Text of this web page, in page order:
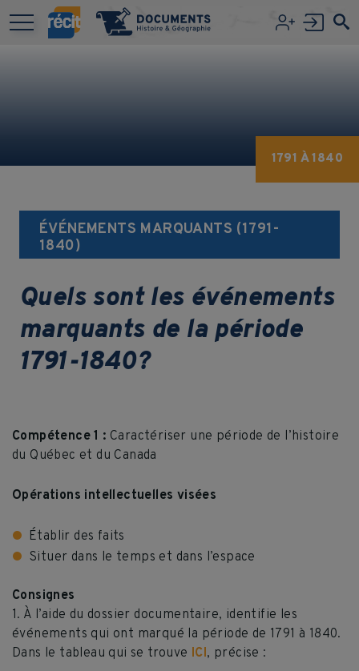
Aller au contenu principal
ÉVÉNEMENTS MARQUANTS (1791-
1840)
Quels sont les événements
marquants de la période
1791-1840?
1791 À 1840
Compétence 1 : Caractériser une période de l’histoire
du Québec et du Canada
Opérations intellectuelles visées
Établir des faits
Situer dans le temps et dans l’espace
Consignes
1. À l’aide du dossier documentaire, identifie les
événements qui ont marqué la période de 1791 à 1840.
Dans le tableau qui se trouve ICI, précise :